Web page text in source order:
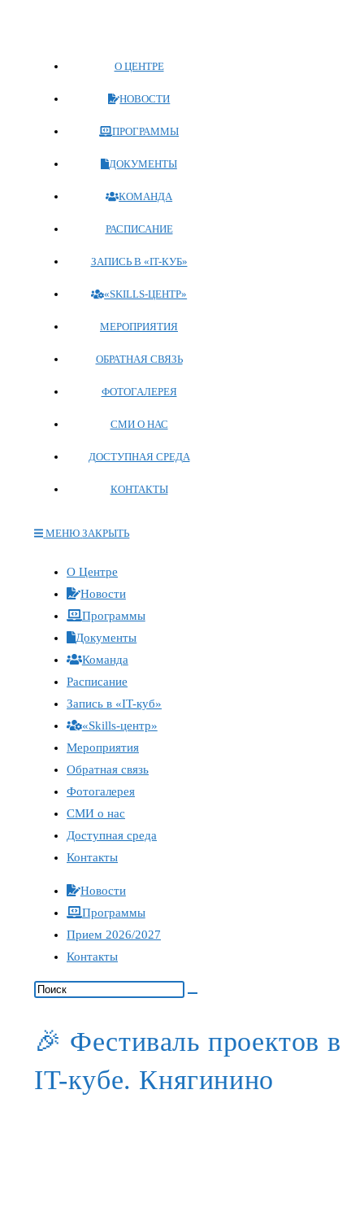
О ЦЕНТРЕ
НОВОСТИ
ПРОГРАММЫ
ДОКУМЕНТЫ
КОМАНДА
РАСПИСАНИЕ
ЗАПИСЬ В «IT-КУБ»
«SKILLS-ЦЕНТР»
МЕРОПРИЯТИЯ
ОБРАТНАЯ СВЯЗЬ
ФОТОГАЛЕРЕЯ
СМИ О НАС
ДОСТУПНАЯ СРЕДА
КОНТАКТЫ
МЕНЮ ЗАКРЫТЬ
О Центре
Новости
Программы
Документы
Команда
Расписание
Запись в «IT-куб»
«Skills-центр»
Мероприятия
Обратная связь
Фотогалерея
СМИ о нас
Доступная среда
Контакты
Новости
Программы
Прием 2026/2027
Контакты
🎉 Фестиваль проектов в
IT-кубе. Княгинино